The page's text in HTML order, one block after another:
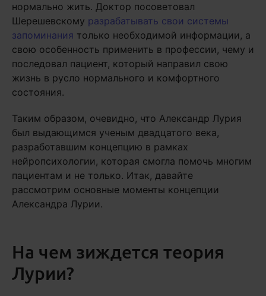
нормально жить. Доктор посоветовал
Шерешевскому разрабатывать свои системы
запоминания только необходимой информации, а
свою особенность применить в профессии, чему и
последовал пациент, который направил свою
жизнь в русло нормального и комфортного
состояния.
Таким образом, очевидно, что Александр Лурия
был выдающимся ученым двадцатого века,
разработавшим концепцию в рамках
нейропсихологии, которая смогла помочь многим
пациентам и не только. Итак, давайте
рассмотрим основные моменты концепции
Александра Лурии.
На чем зиждется теория
Лурии?